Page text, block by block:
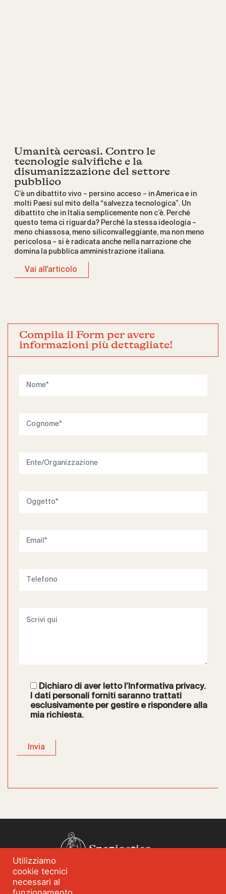
Umanità cercasi. Contro le
tecnologie salvifiche e la
disumanizzazione del settore
pubblico
C’è un dibattito vivo – persino acceso – in America e in
molti Paesi sul mito della “salvezza tecnologica”. Un
dibattito che in Italia semplicemente non c’è. Perché
questo tema ci riguarda? Perché la stessa ideologia –
meno chiassosa, meno siliconvalleggiante, ma non meno
pericolosa – si è radicata anche nella narrazione che
domina la pubblica amministrazione italiana.
Vai all'articolo
Compila il Form per avere
informazioni più dettagliate!
Dichiaro di aver letto l’Informativa privacy.
I dati personali forniti saranno trattati
esclusivamente per gestire e rispondere alla
mia richiesta.
Spazioetico
Chi siamo
Utilizziamo
cookie tecnici
necessari al